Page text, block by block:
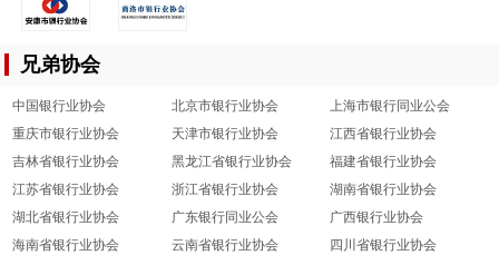
兄弟协会
中国银行业协会 北京市银行业协会
上海市银行同业公会
重庆市银行业协会
天津市银行业协会
江西省银行业协会
吉林省银行业协会
黑龙江省银行业协会
福建省银行业协会
江苏省银行业协会
浙江省银行业协会
湖南省银行业协会
湖北省银行业协会
广东银行同业公会
广西银行业协会
海南省银行业协会
云南省银行业协会
四川省银行业协会